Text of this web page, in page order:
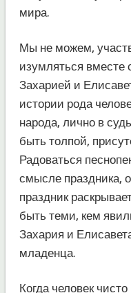
мира.
Мы не можем,
изумляться
Захарией и
истории рода
народа, лично в
быть толпой,
Радоваться
смысле праздника,
праздник
быть теми, кем
Захария и
младенца.
Когда человек